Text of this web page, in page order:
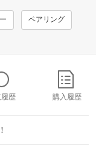
ペアリング
歴 購入履歴